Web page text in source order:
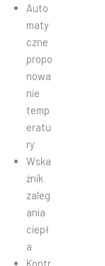
Auto
maty
czne
propo
nowa
nie
temp
eratu
ry
Wska
źnik
zaleg
ania
ciepł
a
Kontr